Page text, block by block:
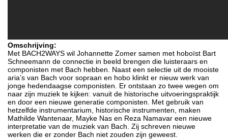
Omschrijving:
Met BACH2WAYS wil Johannette Zomer samen met hoboïst Bart
Schneemann de connectie in beeld brengen die luisteraars en
componisten met Bach hebben. Naast een selectie uit de mooiste
aria’s van Bach voor sopraan en hobo klinkt er nieuw werk van
jonge hedendaagse componisten. Er ontstaan zo twee wegen om
naar zijn muziek te kijken: vanuit de historische uitvoeringspraktijk
en door een nieuwe generatie componisten. Met gebruik van
hetzelfde instrumentarium, historische instrumenten, maken
Mathilde Wantenaar, Mayke Nas en Reza Namavar een nieuwe
interpretatie van de muziek van Bach. Zij schreven nieuwe
werken die er zonder Bach niet zouden zijn geweest.